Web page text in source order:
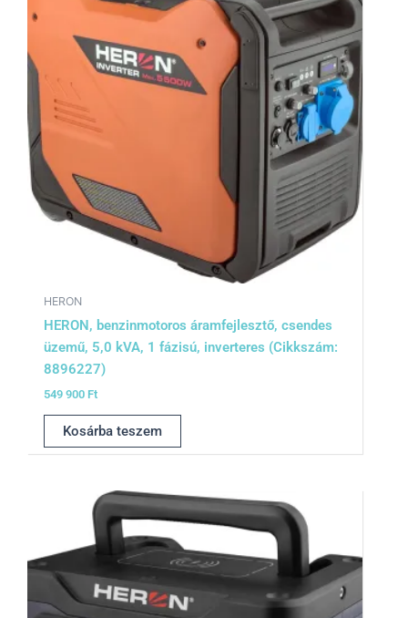
HERON
HERON, benzinmotoros áramfejlesztő, csendes
üzemű, 5,0 kVA, 1 fázisú, inverteres (Cikkszám:
8896227)
549 900 Ft
Kosárba teszem